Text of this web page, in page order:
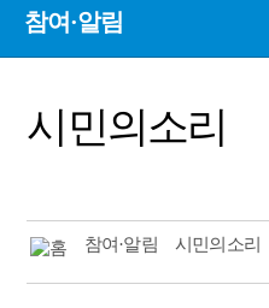
참여·알림
시민의소리
참여·알림 시민의소리